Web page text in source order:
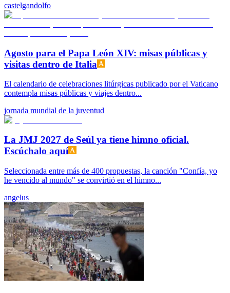
castelgandolfo
Agosto para el Papa León XIV: misas públicas y
visitas dentro de Italia
El calendario de celebraciones litúrgicas publicado por el Vaticano
contempla misas públicas y viajes dentro...
jornada mundial de la juventud
La JMJ 2027 de Seúl ya tiene himno oficial.
Escúchalo aquí
Seleccionada entre más de 400 propuestas, la canción "Confía, yo
he vencido al mundo" se convirtió en el himno...
angelus